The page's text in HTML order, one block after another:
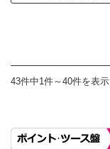
43件中1件～40件を表示